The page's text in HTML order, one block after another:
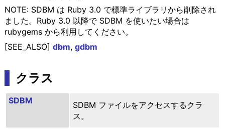
NOTE: SDBM は Ruby 3.0 で標準ライブラリから削除され
ました。Ruby 3.0 以降で SDBM を使いたい場合は
rubygems から利用してください。
[SEE_ALSO] dbm, gdbm
クラス
SDBM
SDBM ファイルをアクセスするクラ
ス。